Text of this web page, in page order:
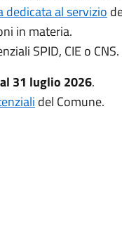
dedicata al servizio
in materia.
SPID, CIE o CNS.
31 luglio 2026.
del Comune.